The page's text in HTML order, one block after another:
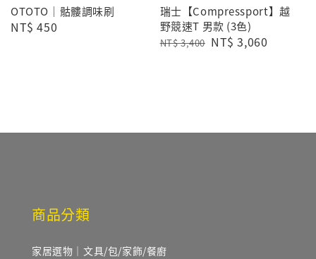
OTOTO｜骷髏調味刷
Regular
NT$ 450
瑞士【Compressport】越
野競速T 男款 (3色)
Regular
NT$ 3,400 Sale
NT$ 3,060
商品分類
家居選物｜文具/包/家飾/餐廚